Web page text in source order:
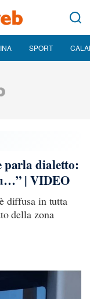
SPORT
parla dialetto:
| VIDEO
diffusa in tutta
della zona